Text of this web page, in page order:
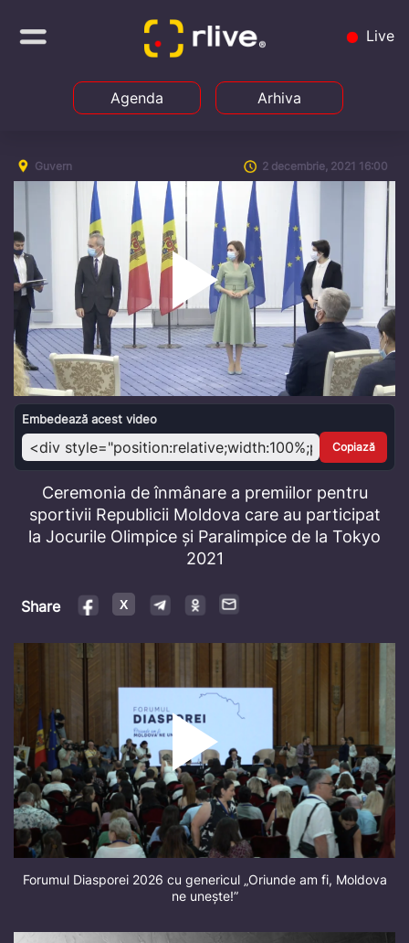
Live
Agenda Arhiva
Guvern 2 decembrie, 2021 16:00
Play
Video
Embedează acest video
Copiază
Ceremonia de înmânare a premiilor pentru
sportivii Republicii Moldova care au participat
la Jocurile Olimpice și Paralimpice de la Tokyo
2021
Share
Forumul Diasporei 2026 cu genericul „Oriunde am fi, Moldova
ne unește!”